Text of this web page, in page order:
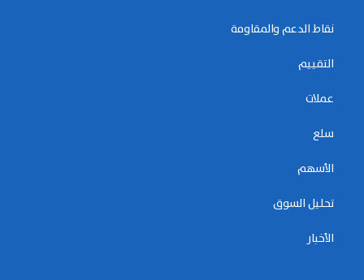
نقاط الدعم والمقاومة
التقييم
عملات
سلع
الأسهم
تحليل السوق
الأخبار